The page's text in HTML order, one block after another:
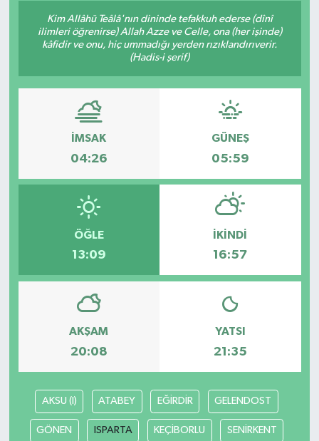
Kim Allâhü Teâlâ'nın dininde tefakkuh ederse (dînî
ilimleri öğrenirse) Allah Azze ve Celle, ona (her işinde)
kâfidir ve onu, hiç ummadığı yerden rızıklandırıverir.
(Hadis-i şerif)
İMSAK
04:26
GÜNEŞ
05:59
ÖĞLE
13:09
İKINDI
16:57
AKŞAM
20:08
YATSI
21:35
AKSU (I) ATABEY EĞİRDİR GELENDOST
GÖNEN ISPARTA KEÇİBORLU SENİRKENT
Siyaset
Vefat Edenler
Video Galeri